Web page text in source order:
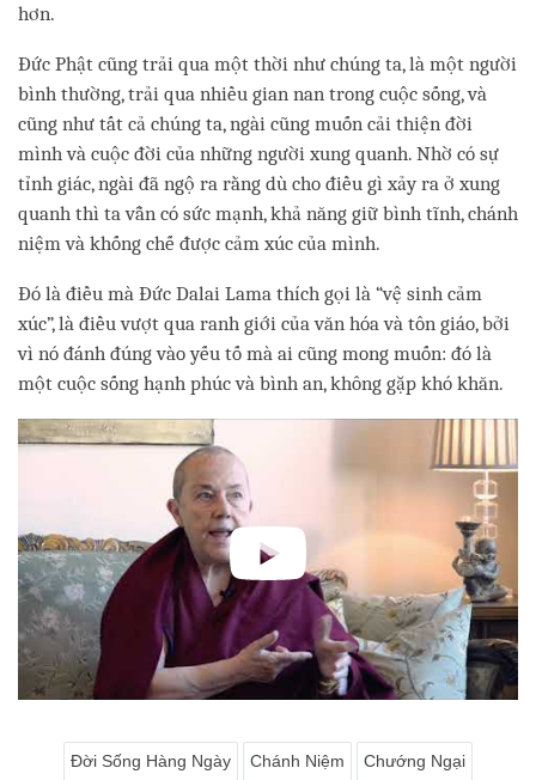
hơn.
Đức Phật cũng trải qua một thời như chúng ta, là một người
bình thường, trải qua nhiều gian nan trong cuộc sống, và
cũng như tất cả chúng ta, ngài cũng muốn cải thiện đời
mình và cuộc đời của những người xung quanh. Nhờ có sự
tỉnh giác, ngài đã ngộ ra rằng dù cho điều gì xảy ra ở xung
quanh thì ta vẫn có sức mạnh, khả năng giữ bình tĩnh, chánh
niệm và khống chế được cảm xúc của mình.
Đó là điều mà Đức Dalai Lama thích gọi là “vệ sinh cảm
xúc”, là điều vượt qua ranh giới của văn hóa và tôn giáo, bởi
vì nó đánh đúng vào yếu tố mà ai cũng mong muốn: đó là
một cuộc sống hạnh phúc và bình an, không gặp khó khăn.
Đời Sống Hàng Ngày Chánh Niệm Chướng Ngại